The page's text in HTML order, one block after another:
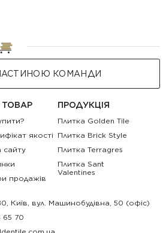
КОМАНДИ
ТОВАР
якості
сайту
продажів
ПРОДУКЦІЯ
Плитка Golden Tile
Плитка Brick Style
Плитка Terragres
Плитка Sant
Valentines
Київ, вул. Машинобудівна, 50 (офіс)
65 70